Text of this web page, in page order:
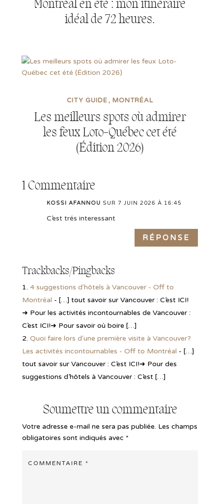
Montréal en été : mon itinéraire
idéal de 72 heures.
Les meilleurs spots où admirer
les feux Loto-Québec cet été
(Édition 2026)
CITY GUIDE MONTRÉAL
1 Commentaire
KOSSI AFANNOU SUR 7 JUIN 2026 À 16:45
C’est trés interessant
RÉPONSE
Trackbacks/Pingbacks
4 suggestions d'hôtels à Vancouver - Off to
Montréal - […] tout savoir sur Vancouver : C’est ICI!
➜ Pour les activités incontournables de Vancouver :
C’est ICI!➜ Pour savoir où boire […]
Quoi faire lors d'une première visite à Vancouver?
Les activités incontournables - Off to Montréal - […]
tout savoir sur Vancouver : C’est ICI!➜ Pour des
suggestions d’hôtels à Vancouver : C’est […]
Soumettre un commentaire
Votre adresse e-mail ne sera pas publiée. Les champs
obligatoires sont indiqués avec *